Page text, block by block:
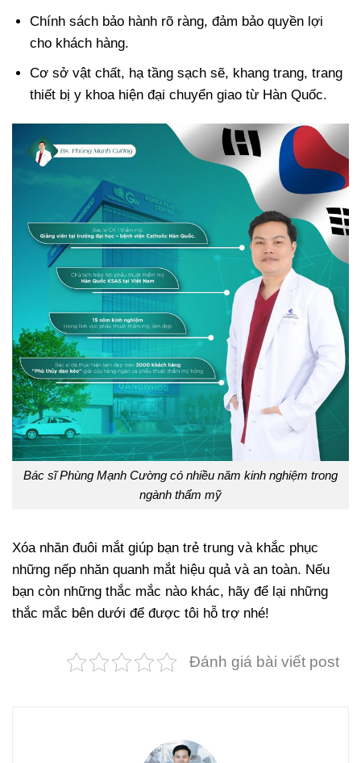
Chính sách bảo hành rõ ràng, đảm bảo quyền lợi
cho khách hàng.
Cơ sở vật chất, hạ tầng sạch sẽ, khang trang, trang
thiết bị y khoa hiện đại chuyển giao từ Hàn Quốc.
Bác sĩ Phùng Mạnh Cường có nhiều năm kinh nghiệm trong
ngành thẩm mỹ
Xóa nhăn đuôi mắt giúp bạn trẻ trung và khắc phục
những nếp nhăn quanh mắt hiệu quả và an toàn. Nếu
bạn còn những thắc mắc nào khác, hãy để lại những
thắc mắc bên dưới để được tôi hỗ trợ nhé!
Đánh giá bài viết post